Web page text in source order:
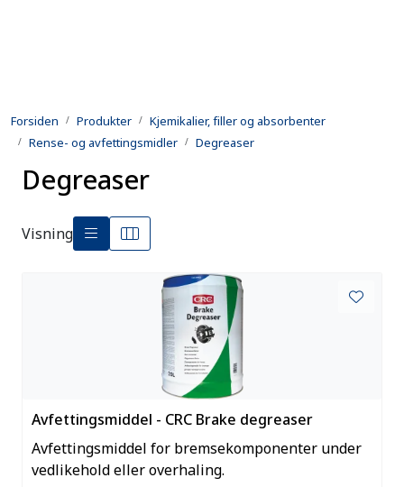
Forsiden Produkter
Kjemikalier, filler og absorbenter
Rense- og avfettingsmidler
Degreaser
Degreaser
Visning
Avfettingsmiddel - CRC Brake degreaser
Avfettingsmiddel for bremsekomponenter under
vedlikehold eller overhaling.
Utleie
Kontroll og reparasjon
Forsvarsindustri